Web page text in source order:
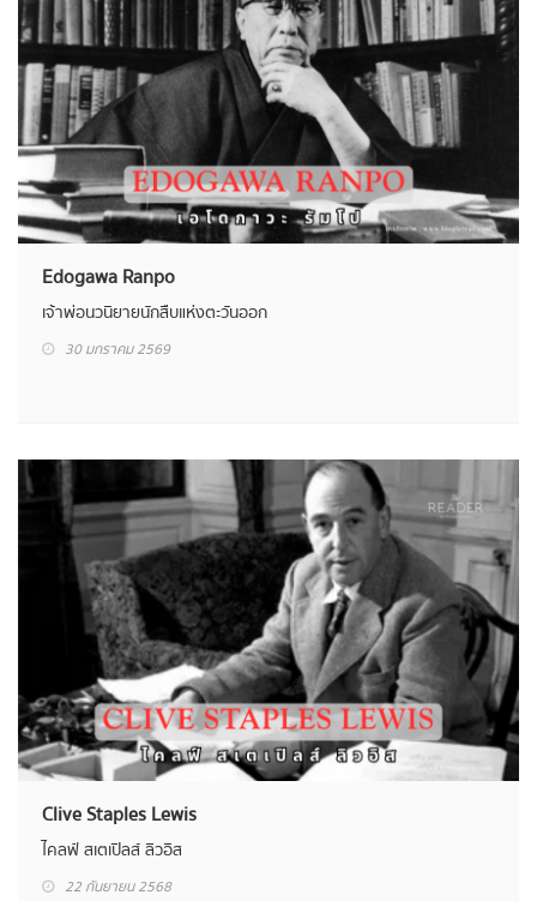
Edogawa Ranpo
เจ้าพ่อนวนิยายนักสืบแห่งตะวันออก
30 มกราคม 2569
Clive Staples Lewis
ไคลฟ์ สเตเปิลส์ ลิวอิส
22 กันยายน 2568